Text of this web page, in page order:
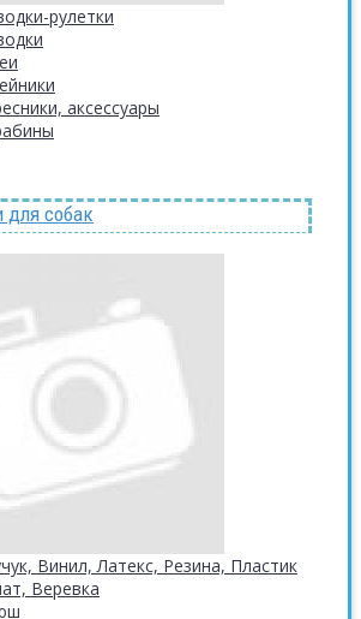
рулетки
аксессуары
для собак
Винил, Латекс, Резина, Пластик
Веревка